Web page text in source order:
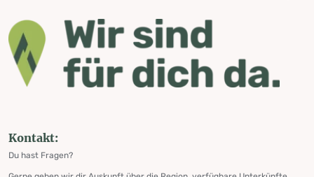
Kontakt:
Du hast Fragen?